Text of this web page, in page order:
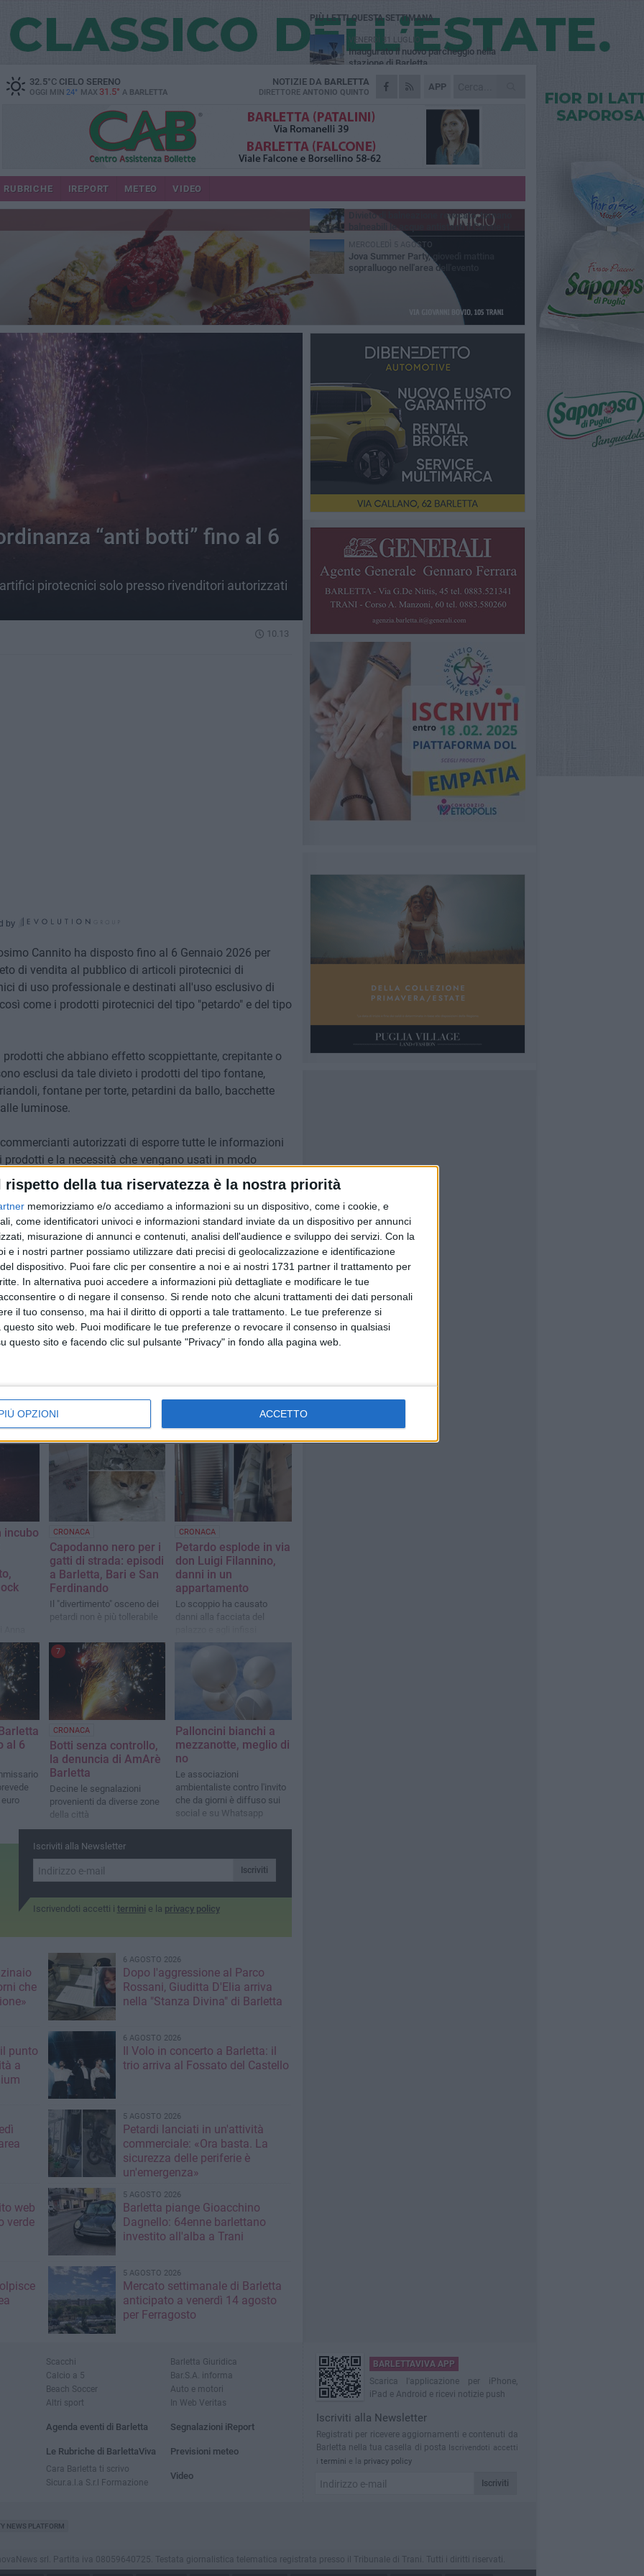
rispetto della tua riservatezza è la nostra priorità
memorizziamo e/o accediamo a informazioni su un dispositivo, come i cookie, e
come identificatori univoci e informazioni standard inviate da un dispositivo per annunci
misurazione di annunci e contenuti, analisi dell'audience e sviluppo dei servizi. Con la
e i nostri partner possiamo utilizzare dati precisi di geolocalizzazione e identificazione
dispositivo. Puoi fare clic per consentire a noi e ai nostri 1731 partner il trattamento per
In alternativa puoi accedere a informazioni più dettagliate e modificare le tue
o di negare il consenso. Si rende noto che alcuni trattamenti dei dati personali
il tuo consenso, ma hai il diritto di opporti a tale trattamento. Le tue preferenze si
sito web. Puoi modificare le tue preferenze o revocare il consenso in qualsiasi
questo sito e facendo clic sul pulsante "Privacy" in fondo alla pagina web.
OPZIONI ACCETTO
32.5°CCIELO SERENO
OGGI MIN 24° MAX 31.5° A BARLETTA
APP
NOTIZIE DA BARLETTA
DIRETTORE ANTONIO QUINTO
RUBRICHE IREPORT METEO VIDEO
“anti botti” fino al 6
pirotecnici solo presso rivenditori autorizzati
10.13
by
Cannito ha disposto fino al 6 Gennaio 2026 per
di vendita al pubblico di articoli pirotecnici di
di uso professionale e destinati all'uso esclusivo di
come i prodotti pirotecnici del tipo "petardo" e del tipo
che abbiano effetto scoppiettante, crepitante o
esclusi da tale divieto i prodotti del tipo fontane,
fontane per torte, petardini da ballo, bacchette
luminose.
autorizzati di esporre tutte le informazioni
e la necessità che vengano usati in modo
acquistare artifici pirotecnici solo presso rivenditori
né di riaccenderli.
la applicazione di sanzioni amministrative fino a €
illecitamente detenuto con la successiva confisca e
per i rivenditori autori della vendita di botti illegali.
incubo
il
minuti
CRONACA
Capodanno nero per i
gatti di strada: episodi
a Barletta, Bari e San
Ferdinando
Il "divertimento" osceno dei
petardi non è più tollerabile
CRONACA
Petardo esplode in via
don Luigi Filannino,
danni in un
appartamento
Lo scoppio ha causato
danni alla facciata del
al 6
7
CRONACA
Botti senza controllo,
la denuncia di AmArè
Barletta
Decine le segnalazioni
provenienti da diverse zone
della città
Palloncini bianchi a
mezzanotte, meglio di
no
Le associazioni
ambientaliste contro l'invito
che da giorni è diffuso sui
social e su Whatsapp
Iscriviti alla Newsletter
Iscriviti
Iscrivendoti accetti i termini e la privacy policy
che
6 AGOSTO 2026
Dopo l'aggressione al Parco
Rossani, Giuditta D'Elia arriva
nella "Stanza Divina" di Barletta
punto
a
6 AGOSTO 2026
Il Volo in concerto a Barletta: il
trio arriva al Fossato del Castello
5 AGOSTO 2026
Petardi lanciati in un'attività
commerciale: «Ora basta. La
sicurezza delle periferie è
un'emergenza»
web
verde
5 AGOSTO 2026
Barletta piange Gioacchino
Dagnello: 64enne barlettano
investito all'alba a Trani
5 AGOSTO 2026
Mercato settimanale di Barletta
anticipato a venerdì 14 agosto
per Ferragosto
PIÙ LETTI QUESTA SETTIMANA
VENERDÌ 31 LUGLIO
Inaugurato il nuovo parcheggio nella
stazione di Barletta
MERCOLEDÌ 5 AGOSTO
Barletta piange Gioacchino Dagnello:
GIOVEDÌ 30 LUGLIO
Rapina all'Ipercoop di Barletta: nel mirino la
gioielleria, banditi in fuga
DOMENICA 2 AGOSTO
Beni confiscati alla mafia. Nasce il servizio
VENERDÌ 31 LUGLIO
Divieto di balneazione revocato, tornano
balneabili le acque antistanti il Canale H
MERCOLEDÌ 5 AGOSTO
Jova Summer Party, giovedì mattina
sopralluogo nell'area dell'evento
Scacchi
Calcio a 5
Beach Soccer
Altri sport
Agenda eventi di Barletta
Le Rubriche di BarlettaViva
Cara Barletta ti scrivo
Sicur.a.l.a S.r.l Formazione
Barletta Giuridica
Bar.S.A. informa
Auto e motori
In Web Veritas
Segnalazioni iReport
Previsioni meteo
Video
BARLETTAVIVA APP
Scarica l'applicazione per iPhone,
iPad e Android e ricevi notizie push
Iscriviti alla Newsletter
Registrati per ricevere aggiornamenti e contenuti da
Barletta nella tua casella di posta Iscrivendoti accetti
i termini e la privacy policy
Iscriviti
NEWS PLATFORM
srl. Partita iva 08059640725. Testata giornalistica telematica registrata presso il Tribunale di Trani. Tutti i diritti riservati.